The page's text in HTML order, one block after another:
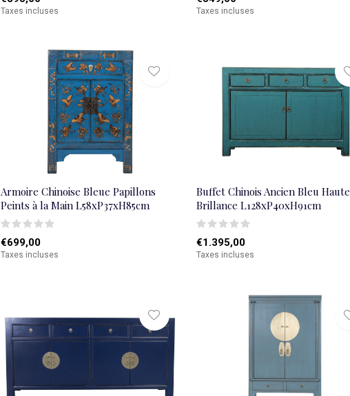
Taxes incluses Taxes incluses
Armoire Chinoise Bleue Papillons
Peints à la Main L58xP37xH85cm
€699,00
Taxes incluses
Buffet Chinois Ancien Bleu Haute
Brillance L128xP40xH91cm
€1.395,00
Taxes incluses